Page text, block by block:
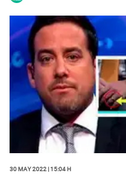
30 May 2022 | 15:04 h